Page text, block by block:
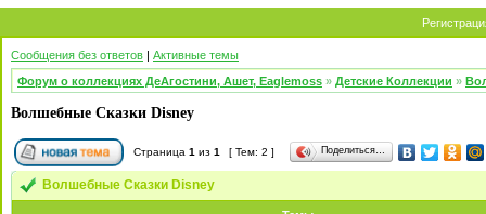
Сообщения без ответов | Активные темы
Форум о коллекциях ДеАгостини, Ашет, Eaglemoss » Детские Коллекции »
Волшебные Сказки Disney
Страница 1 из 1 [ Тем: 2 ] Поделиться…
Волшебные Сказки Disney